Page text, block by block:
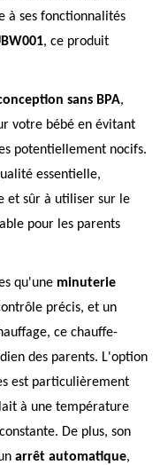
à ses fonctionnalités
, ce produit
sans BPA,
votre bébé en évitant
potentiellement nocifs.
essentielle,
et sûr à utiliser sur le
pour les parents
qu'une minuterie
précis, et un
ce chauffe-
des parents. L'option
est particulièrement
à une température
De plus, son
arrêt automatique,